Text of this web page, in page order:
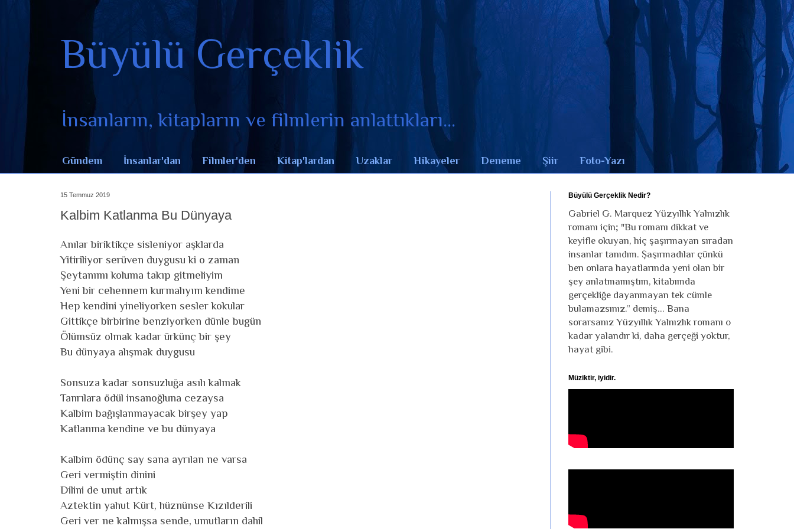
Büyülü Gerçeklik
İnsanların, kitapların ve filmlerin anlattıkları...
Gündem İnsanlar'dan Filmler'den Kitap'lardan Uzaklar Hikayeler Deneme Şiir Foto-Yazı
15 Temmuz 2019
Kalbim Katlanma Bu Dünyaya
Anılar biriktikçe sisleniyor aşklarda
Yitiriliyor serüven duygusu ki o zaman
Şeytanımı koluma takıp gitmeliyim
Yeni bir cehennem kurmalıyım kendime
Hep kendini yineliyorken sesler kokular
Gittikçe birbirine benziyorken dünle bugün
Ölümsüz olmak kadar ürkünç bir şey
Bu dünyaya alışmak duygusu
Sonsuza kadar sonsuzluğa asılı kalmak
Tanrılara ödül insanoğluna cezaysa
Kalbim bağışlanmayacak birşey yap
Katlanma kendine ve bu dünyaya
Kalbim ödünç say sana ayrılan ne varsa
Geri vermiştin dinini
Dilini de unut artık
Aztektin yahut Kürt, hüznünse Kızılderili
Geri ver ne kalmışsa sende, umutların dahil
Büyülü Gerçeklik Nedir?
Gabriel G. Marquez Yüzyıllık Yalnızlık
romanı için; "Bu romanı dikkat ve
keyifle okuyan, hiç şaşırmayan sıradan
insanlar tanıdım. Şaşırmadılar çünkü
ben onlara hayatlarında yeni olan bir
şey anlatmamıştım, kitabımda
gerçekliğe dayanmayan tek cümle
bulamazsınız.” demiş... Bana
sorarsanız Yüzyıllık Yalnızlık romanı o
kadar yalandır ki, daha gerçeği yoktur,
hayat gibi.
Müziktir, iyidir.